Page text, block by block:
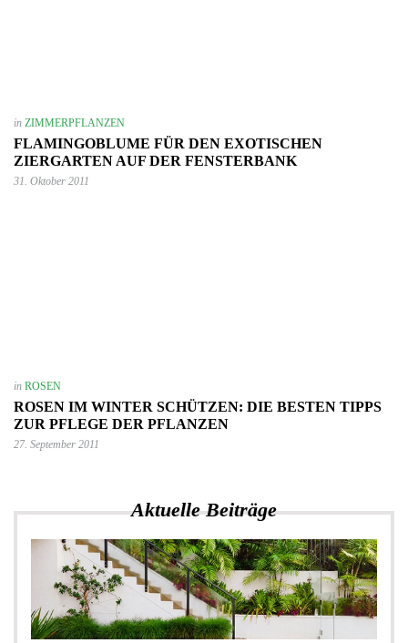
in ZIMMERPFLANZEN
FLAMINGOBLUME FÜR DEN EXOTISCHEN
ZIERGARTEN AUF DER FENSTERBANK
31. Oktober 2011
in ROSEN
ROSEN IM WINTER SCHÜTZEN: DIE BESTEN TIPPS
ZUR PFLEGE DER PFLANZEN
27. September 2011
Aktuelle Beiträge